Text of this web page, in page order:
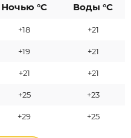
Ночью °C Воды °C
+18 +21
+19 +21
+21 +21
+25 +23
+29 +25